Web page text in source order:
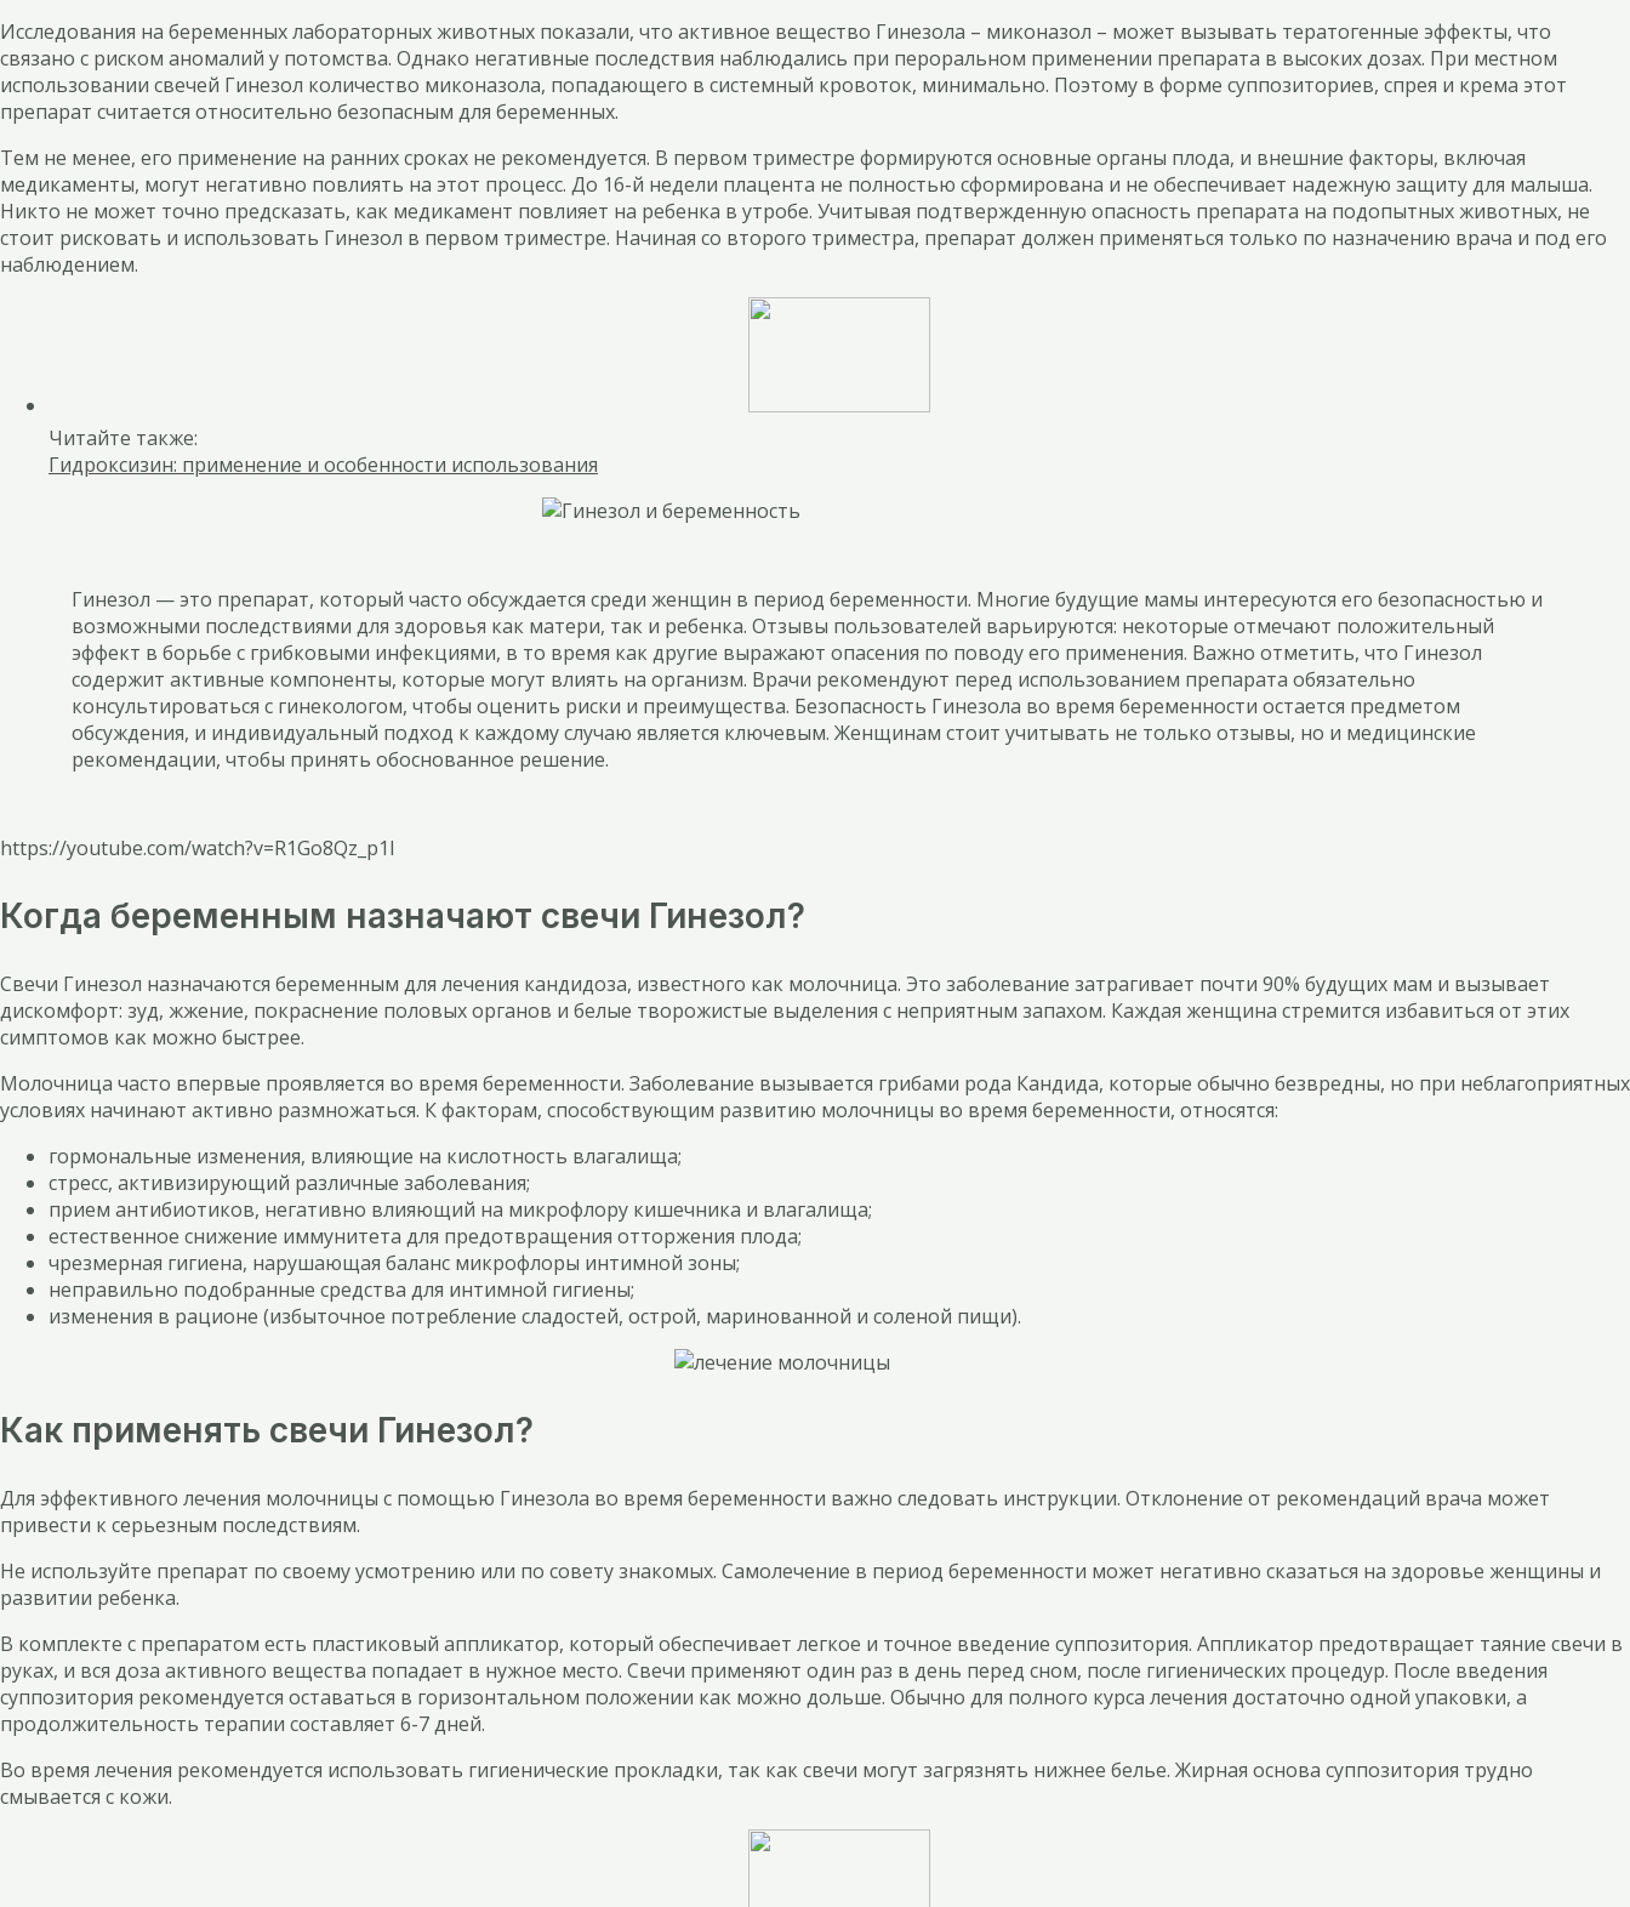
Исследования на беременных лабораторных животных показали, что активное вещество Гинезола – миконазол – может вызывать тератогенные эффекты, что
связано с риском аномалий у потомства. Однако негативные последствия наблюдались при пероральном применении препарата в высоких дозах. При местном
использовании свечей Гинезол количество миконазола, попадающего в системный кровоток, минимально. Поэтому в форме суппозиториев, спрея и крема этот
препарат считается относительно безопасным для беременных.
Тем не менее, его применение на ранних сроках не рекомендуется. В первом триместре формируются основные органы плода, и внешние факторы, включая
медикаменты, могут негативно повлиять на этот процесс. До 16-й недели плацента не полностью сформирована и не обеспечивает надежную защиту для малыша.
Никто не может точно предсказать, как медикамент повлияет на ребенка в утробе. Учитывая подтвержденную опасность препарата на подопытных животных, не
стоит рисковать и использовать Гинезол в первом триместре. Начиная со второго триместра, препарат должен применяться только по назначению врача и под его
наблюдением.
Читайте также:
Гидроксизин: применение и особенности использования
Гинезол — это препарат, который часто обсуждается среди женщин в период беременности. Многие будущие мамы интересуются его безопасностью и
возможными последствиями для здоровья как матери, так и ребенка. Отзывы пользователей варьируются: некоторые отмечают положительный
эффект в борьбе с грибковыми инфекциями, в то время как другие выражают опасения по поводу его применения. Важно отметить, что Гинезол
содержит активные компоненты, которые могут влиять на организм. Врачи рекомендуют перед использованием препарата обязательно
консультироваться с гинекологом, чтобы оценить риски и преимущества. Безопасность Гинезола во время беременности остается предметом
обсуждения, и индивидуальный подход к каждому случаю является ключевым. Женщинам стоит учитывать не только отзывы, но и медицинские
рекомендации, чтобы принять обоснованное решение.
https://youtube.com/watch?v=R1Go8Qz_p1I
Когда беременным назначают свечи Гинезол?
Свечи Гинезол назначаются беременным для лечения кандидоза, известного как молочница. Это заболевание затрагивает почти 90% будущих мам и вызывает
дискомфорт: зуд, жжение, покраснение половых органов и белые творожистые выделения с неприятным запахом. Каждая женщина стремится избавиться от этих
симптомов как можно быстрее.
Молочница часто впервые проявляется во время беременности. Заболевание вызывается грибами рода Кандида, которые обычно безвредны, но при неблагоприятных
условиях начинают активно размножаться. К факторам, способствующим развитию молочницы во время беременности, относятся:
гормональные изменения, влияющие на кислотность влагалища;
стресс, активизирующий различные заболевания;
прием антибиотиков, негативно влияющий на микрофлору кишечника и влагалища;
естественное снижение иммунитета для предотвращения отторжения плода;
чрезмерная гигиена, нарушающая баланс микрофлоры интимной зоны;
неправильно подобранные средства для интимной гигиены;
изменения в рационе (избыточное потребление сладостей, острой, маринованной и соленой пищи).
Как применять свечи Гинезол?
Для эффективного лечения молочницы с помощью Гинезола во время беременности важно следовать инструкции. Отклонение от рекомендаций врача может
привести к серьезным последствиям.
Не используйте препарат по своему усмотрению или по совету знакомых. Самолечение в период беременности может негативно сказаться на здоровье женщины и
развитии ребенка.
В комплекте с препаратом есть пластиковый аппликатор, который обеспечивает легкое и точное введение суппозитория. Аппликатор предотвращает таяние свечи в
руках, и вся доза активного вещества попадает в нужное место. Свечи применяют один раз в день перед сном, после гигиенических процедур. После введения
суппозитория рекомендуется оставаться в горизонтальном положении как можно дольше. Обычно для полного курса лечения достаточно одной упаковки, а
продолжительность терапии составляет 6-7 дней.
Во время лечения рекомендуется использовать гигиенические прокладки, так как свечи могут загрязнять нижнее белье. Жирная основа суппозитория трудно
смывается с кожи.